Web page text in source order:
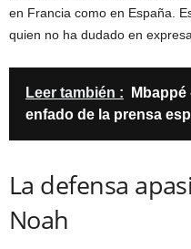
en Francia como en España.
quien no ha dudado en
Leer también :
Mbappé
enfado de la prensa
La defensa
Noah